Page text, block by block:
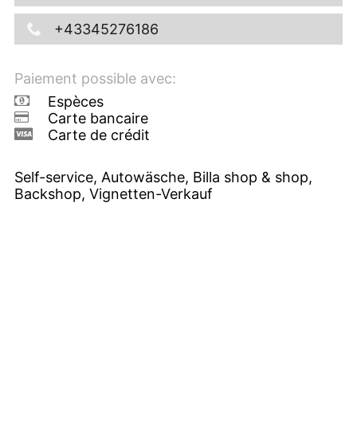
+43345276186
Paiement possible avec:
Espèces
Carte bancaire
Carte de crédit
Self-service, Autowäsche, Billa shop & shop,
Backshop, Vignetten-Verkauf